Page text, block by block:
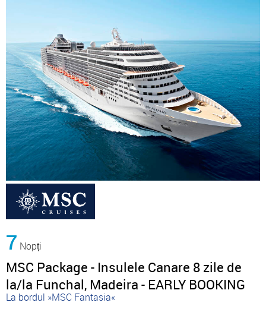
7 Nopți
MSC Package - Insulele Canare 8 zile de
la/la Funchal, Madeira - EARLY BOOKING
La bordul »MSC Fantasia«